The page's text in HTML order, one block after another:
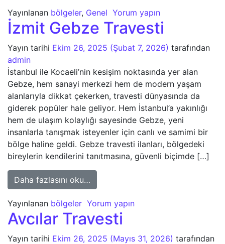
Yayınlanan bölgeler, Genel Yorum yapın
İzmit Gebze Travesti
Yayın tarihi Ekim 26, 2025 (Şubat 7, 2026) tarafından
admin
İstanbul ile Kocaeli’nin kesişim noktasında yer alan
Gebze, hem sanayi merkezi hem de modern yaşam
alanlarıyla dikkat çekerken, travesti dünyasında da
giderek popüler hale geliyor. Hem İstanbul’a yakınlığı
hem de ulaşım kolaylığı sayesinde Gebze, yeni
insanlarla tanışmak isteyenler için canlı ve samimi bir
bölge haline geldi. Gebze travesti ilanları, bölgedeki
bireylerin kendilerini tanıtmasına, güvenli biçimde […]
Daha fazlasını oku…
Yayınlanan bölgeler Yorum yapın
Avcılar Travesti
Yayın tarihi Ekim 26, 2025 (Mayıs 31, 2026) tarafından